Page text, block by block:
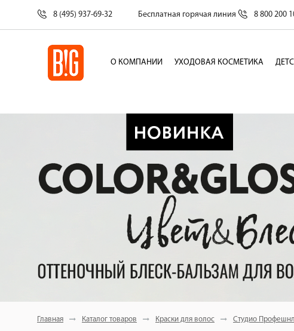
8 (495) 937-69-32 Бесплатная горячая линия 8 800 200
О КОМПАНИИ УХОДОВАЯ КОСМЕТИКА
Главная Каталог товаров Краски для волос Студио